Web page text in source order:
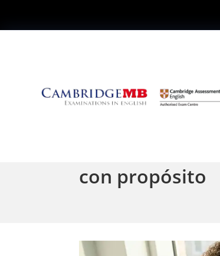
📝 New Year,
con propósito